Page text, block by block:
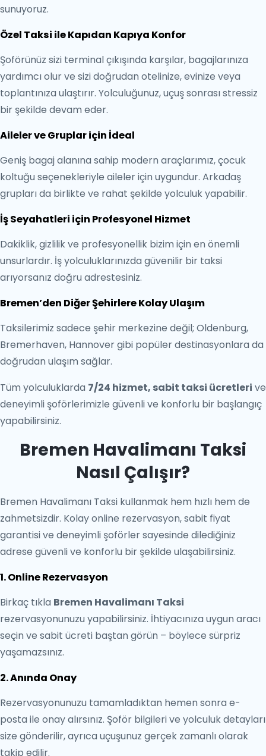
sunuyoruz.
Özel Taksi ile Kapıdan Kapıya Konfor
Şoförünüz sizi terminal çıkışında karşılar, bagajlarınıza
yardımcı olur ve sizi doğrudan otelinize, evinize veya
toplantınıza ulaştırır. Yolculuğunuz, uçuş sonrası stressiz
bir şekilde devam eder.
Aileler ve Gruplar için İdeal
Geniş bagaj alanına sahip modern araçlarımız, çocuk
koltuğu seçenekleriyle aileler için uygundur. Arkadaş
grupları da birlikte ve rahat şekilde yolculuk yapabilir.
İş Seyahatleri için Profesyonel Hizmet
Dakiklik, gizlilik ve profesyonellik bizim için en önemli
unsurlardır. İş yolculuklarınızda güvenilir bir taksi
arıyorsanız doğru adrestesiniz.
Bremen’den Diğer Şehirlere Kolay Ulaşım
Taksilerimiz sadece şehir merkezine değil; Oldenburg,
Bremerhaven, Hannover gibi popüler destinasyonlara da
doğrudan ulaşım sağlar.
Tüm yolculuklarda 7/24 hizmet, sabit taksi ücretleri ve
deneyimli şoförlerimizle güvenli ve konforlu bir başlangıç
yapabilirsiniz.
Bremen Havalimanı Taksi
Nasıl Çalışır?
Bremen Havalimanı Taksi kullanmak hem hızlı hem de
zahmetsizdir. Kolay online rezervasyon, sabit fiyat
garantisi ve deneyimli şoförler sayesinde dilediğiniz
adrese güvenli ve konforlu bir şekilde ulaşabilirsiniz.
1. Online Rezervasyon
Birkaç tıkla Bremen Havalimanı Taksi
rezervasyonunuzu yapabilirsiniz. İhtiyacınıza uygun aracı
seçin ve sabit ücreti baştan görün – böylece sürpriz
yaşamazsınız.
2. Anında Onay
Rezervasyonunuzu tamamladıktan hemen sonra e-
posta ile onay alırsınız. Şoför bilgileri ve yolculuk detayları
size gönderilir, ayrıca uçuşunuz gerçek zamanlı olarak
takip edilir.